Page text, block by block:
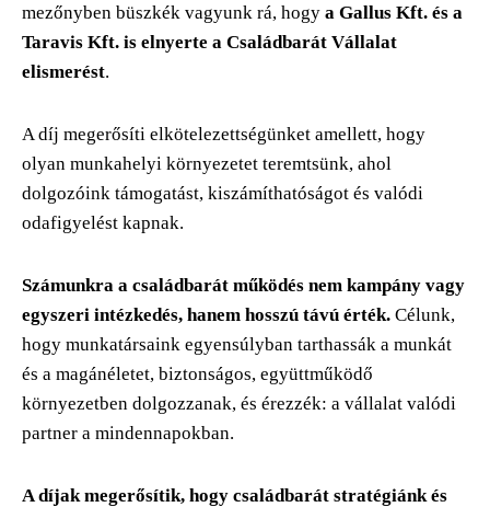
mezőnyben büszkék vagyunk rá, hogy a Gallus Kft. és a
Taravis Kft. is elnyerte a Családbarát Vállalat
elismerést.
A díj megerősíti elkötelezettségünket amellett, hogy
olyan munkahelyi környezetet teremtsünk, ahol
dolgozóink támogatást, kiszámíthatóságot és valódi
odafigyelést kapnak.
Számunkra a családbarát működés nem kampány vagy
egyszeri intézkedés, hanem hosszú távú érték.Célunk,
hogy munkatársaink egyensúlyban tarthassák a munkát
és a magánéletet, biztonságos, együttműködő
környezetben dolgozzanak, és érezzék: a vállalat valódi
partner a mindennapokban.
A díjak megerősítik, hogy családbarát stratégiánk és